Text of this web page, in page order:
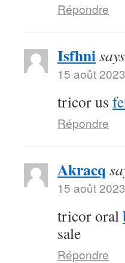
Répondre
Isfhni
15 août
tricor us
Répondre
Akracq
15 août
tricor oral
sale
Répondre